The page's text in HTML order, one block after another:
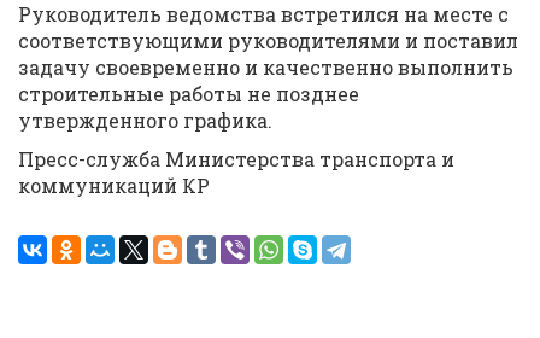
Руководитель ведомства встретился на месте с
соответствующими руководителями и поставил
задачу своевременно и качественно выполнить
строительные работы не позднее
утвержденного графика.
Пресс-служба Министерства транспорта и
коммуникаций КР